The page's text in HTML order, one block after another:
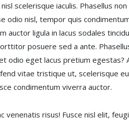
scelerisque iaculis. Phasellus
odio nisl, tempor quis
auctor ligula in lacus sodales
posuere sed a ante.
odio eget lacus pretium
vitae tristique ut, scelerisque
condimentum viverra auctor.
venenatis risus! Fusce nisl elit,